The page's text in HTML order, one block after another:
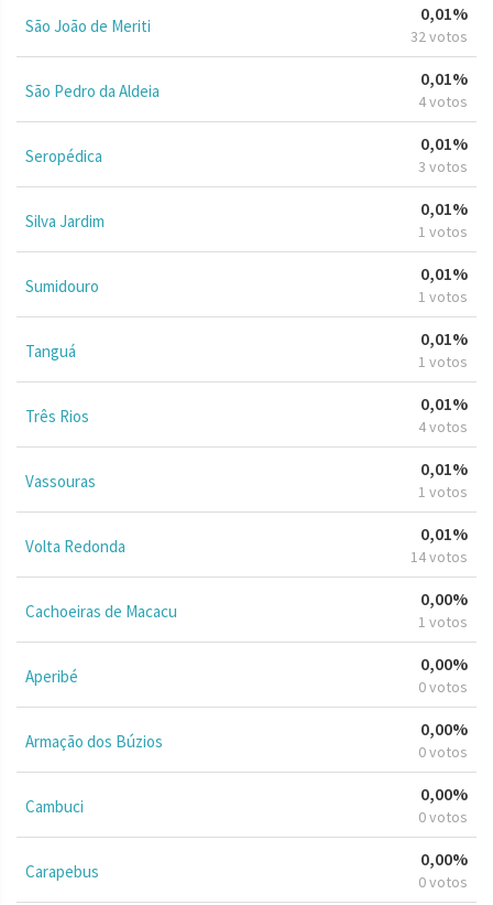
São João de Meriti
0,01%
32 votos
São Pedro da Aldeia
0,01%
4 votos
Seropédica
0,01%
3 votos
Silva Jardim
0,01%
1 votos
Sumidouro
0,01%
1 votos
Tanguá
0,01%
1 votos
Três Rios
0,01%
4 votos
Vassouras
0,01%
1 votos
Volta Redonda
0,01%
14 votos
Cachoeiras de Macacu
0,00%
1 votos
Aperibé
0,00%
0 votos
Armação dos Búzios
0,00%
0 votos
Cambuci
0,00%
0 votos
Carapebus
0,00%
0 votos